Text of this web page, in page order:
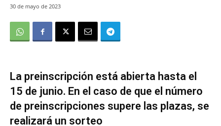
30 de mayo de 2023
La preinscripción está abierta hasta el
15 de junio. En el caso de que el número
de preinscripciones supere las plazas, se
realizará un sorteo